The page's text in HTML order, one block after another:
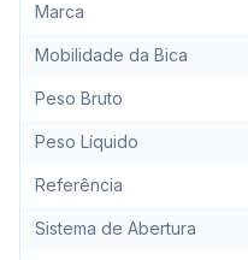
Marca
Mobilidade da Bica
Peso Bruto
Peso Líquido
Referência
Sistema de Abertura